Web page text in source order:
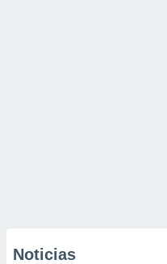
Noticias